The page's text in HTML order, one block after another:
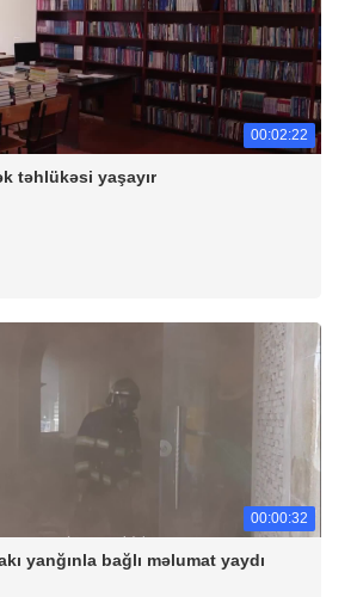
00:02:22
təhlükəsi yaşayır
00:00:32
yanğınla bağlı məlumat yaydı